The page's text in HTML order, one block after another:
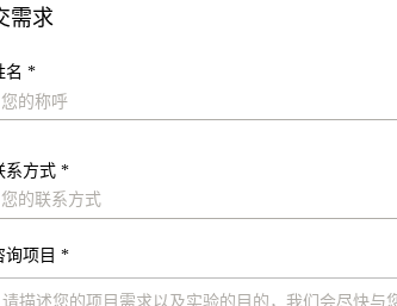
需求
名 *
系方式 *
询项目 *